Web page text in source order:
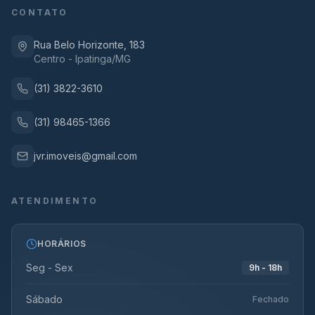
CONTATO
Rua Belo Horizonte, 183
Centro - Ipatinga/MG
(31) 3822-3610
(31) 98465-1366
jvr.imoveis@gmail.com
ATENDIMENTO
HORÁRIOS
Seg - Sex 9h - 18h
Sábado Fechado